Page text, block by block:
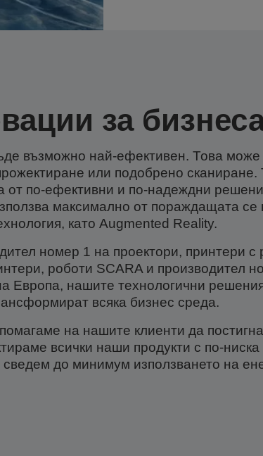
за
възможно най-ефективен. Това
или подобрено
от по-ефективни и по-надеждни
максимално от пораждащата се
като Augmented Reality.
номер 1 на проектори, принтери с
роботи SCARA и производител
Европа, нашите технологични
всяка бизнес среда.
на нашите клиенти да
всички наши продукти с по-
сведем до минимум използването на